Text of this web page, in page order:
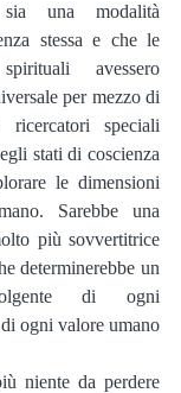
sia una modalità
stessa e che le
avessero
per mezzo di
ricercatori speciali
stati di coscienza
le dimensioni
Sarebbe una
più sovvertitrice
determinerebbe un
di ogni
ogni valore umano
niente da perdere